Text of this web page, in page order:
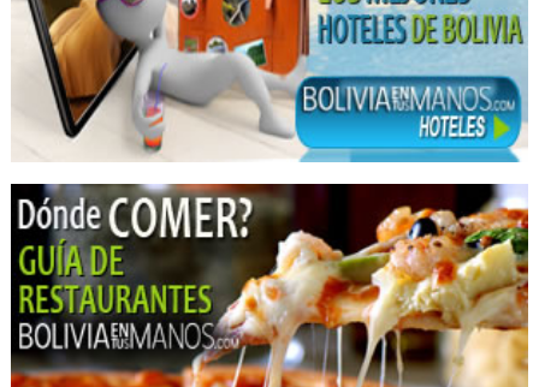
Estética Dental
Endodoncia
Implantología Dental
Ortodoncia
Administración, Asesores en
Médicos Pediatras
Novias: Vestidos, Artículos
Vestidos de Novia
Médicos Anestesiólogos
Médicos Neurocirujanos